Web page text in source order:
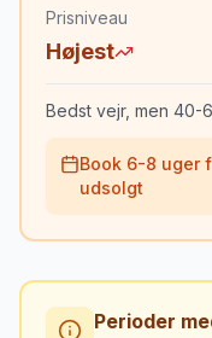
Prisniveau
Højest
Bedst vejr, men 40-
Book 6-8 uger
udsolgt
Perioder